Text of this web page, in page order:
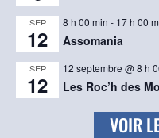
SEP
12
8 h 00 min - 17 h 00
Assomania
SEP
12
12 septembre @ 8 h
Les Roc’h des
VOIR